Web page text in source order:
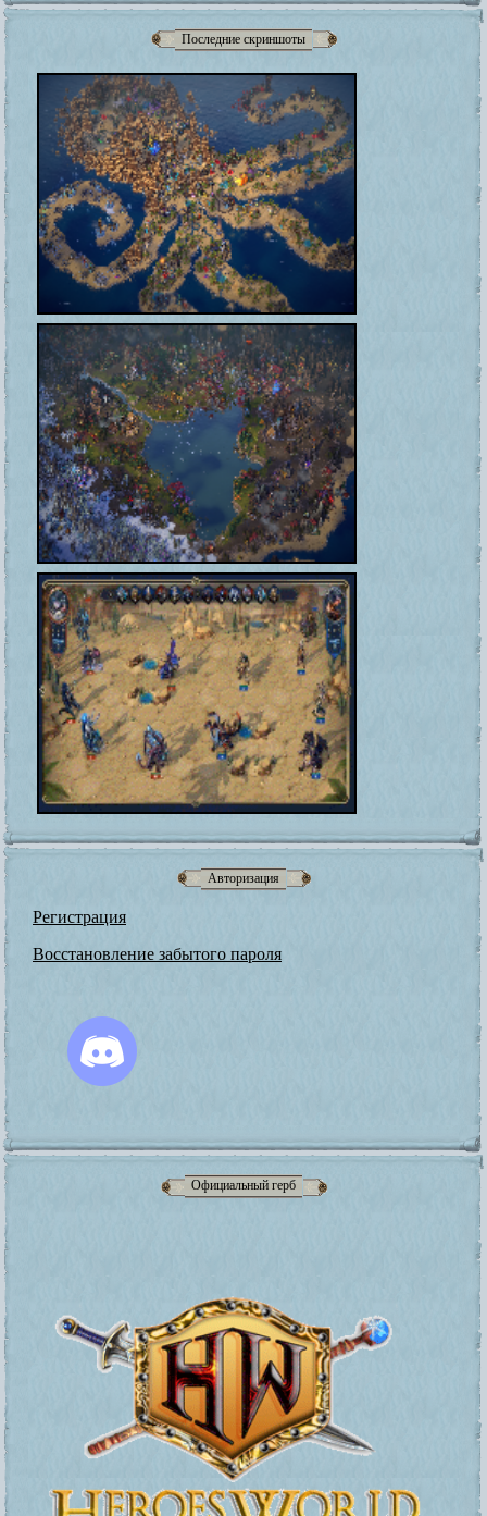
Последние скриншоты
Авторизация
Регистрация
Восстановление забытого пароля
Официальный герб